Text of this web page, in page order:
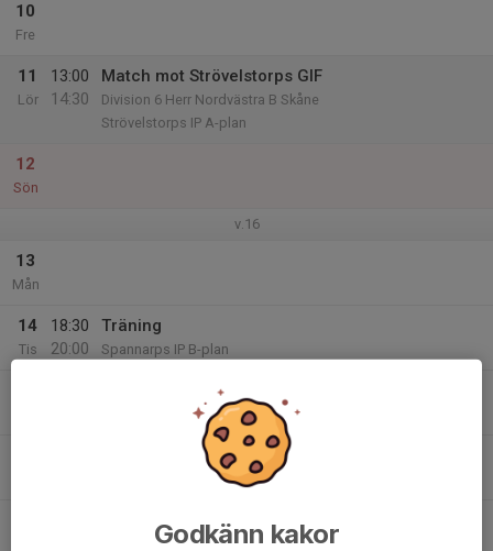
10
Fre
11
Lör
13:00
14:30
Match mot Strövelstorps GIF
Division 6 Herr Nordvästra B Skåne
Strövelstorps IP A-plan
12
Sön
v.16
13
Mån
14
Tis
18:30
20:00
Träning
Spannarps IP B-plan
Godkänn kakor